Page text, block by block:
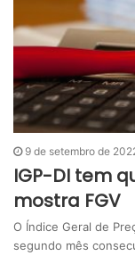
9 de setembro de
IGP-DI tem
mostra FGV
O Índice Geral de
segundo mês